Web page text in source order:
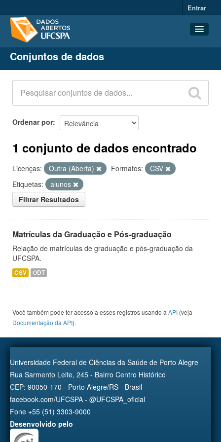
Entrar
Conjuntos de dados
Organizações
Grupos
Sobre
Conjuntos de dados
Ordenar por
1 conjunto de dados encontrado
Licenças: Outra (Aberta) Formatos:
CSV
Etiquetas:
alunos
Filtrar Resultados
Matrículas da Graduação e Pós-graduação
Relação de matrículas de graduação e pós-graduação da
UFCSPA.
CSV ODT
Você também pode ter acesso a esses registros usando a API (veja
Documentação da API).
Universidade Federal de Ciências da Saúde de Porto Alegre
Rua Sarmento Leite, 245 - Bairro Centro Histórico
CEP: 90050-170 - Porto Alegre/RS - Brasil
facebook.com/UFCSPA - @UFCSPA_oficial
Fone +55 (51) 3303-9000
Desenvolvido pelo